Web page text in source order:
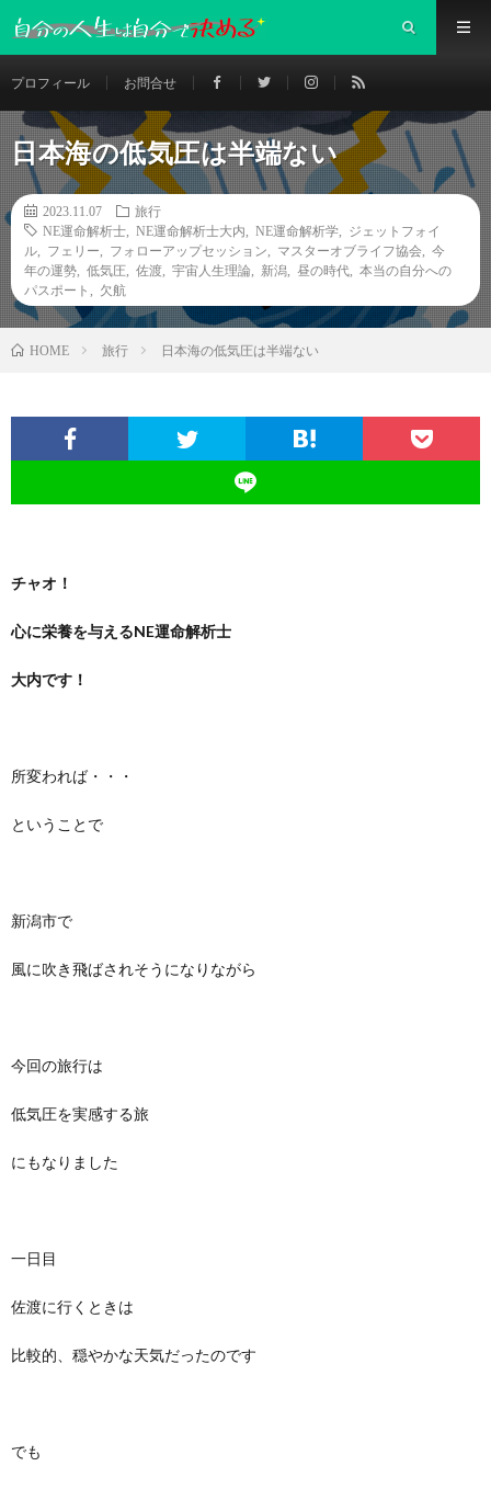
プロフィール お問合せ
日本海の低気圧は半端ない
2023.11.07
旅行
NE運命解析士
NE運命解析士大内 NE運命解析学
ジェットフォイ
ル
フェリー フォローアップセッション マスターオブライフ協会
今
年の運勢
低気圧 佐渡 宇宙人生理論 新潟 昼の時代
本当の自分への
パスポート
欠航
HOME 旅行 日本海の低気圧は半端ない
チャオ！
心に栄養を与えるNE運命解析士
大内です！
所変われば・・・
ということで
新潟市で
風に吹き飛ばされそうになりながら
今回の旅行は
低気圧を実感する旅
にもなりました
一日目
佐渡に行くときは
比較的、穏やかな天気だったのです
でも